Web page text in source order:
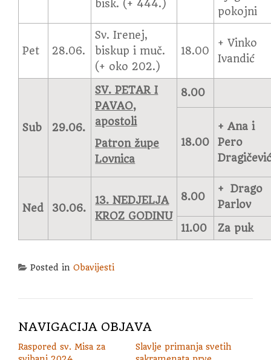
bisk. (+ 444.)
pokojni
Pet 28.06.
Sv. Irenej,
biskup i muč.
(+ oko 202.)
18.00
+ Vinko
Ivandić
Sub 29.06.
SV. PETAR I
PAVAO,
apostoli
Patron župe
Lovnica
8.00
18.00
+ Ana i
Pero
Ned 30.06.
13. NEDJELJA
KROZ GODINU
8.00
+ Drago
Parlov
11.00
Za puk
Posted in Obavijesti
NAVIGACIJA OBJAVA
Raspored sv. Misa za
Slavlje primanja svetih